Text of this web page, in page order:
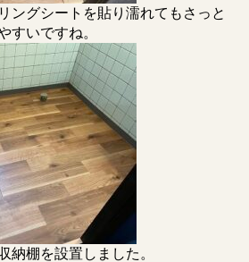
ングシートを貼り濡れてもさっと
すいですね。
納棚を設置しました。